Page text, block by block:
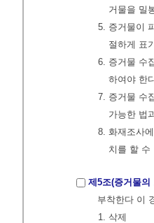
거물을 밀
5. 증거물이
절하게 표
6. 증거물 수
하여야 한
7. 증거물 수
가능한 법
8. 화재조사
치를 할
제5조(증거물의
부착한다 이
1. 삭제